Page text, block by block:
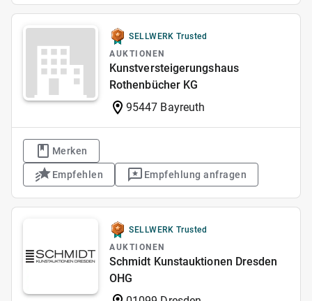
SELLWERK Trusted
AUKTIONEN
Kunstversteigerungshaus
Rothenbücher KG
95447 Bayreuth
Merken
Empfehlen Empfehlung anfragen
SELLWERK Trusted
AUKTIONEN
Schmidt Kunstauktionen Dresden
OHG